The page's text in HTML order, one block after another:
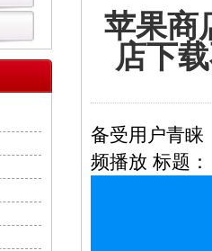
苹果商
店下
备受用户青睐
频播放 标题